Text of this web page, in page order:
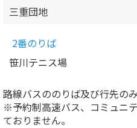
三重団地
2番のりば
笹川テニス場
路線バスののりば及び行先の
※予約制高速バス、コミュニ
ておりません。